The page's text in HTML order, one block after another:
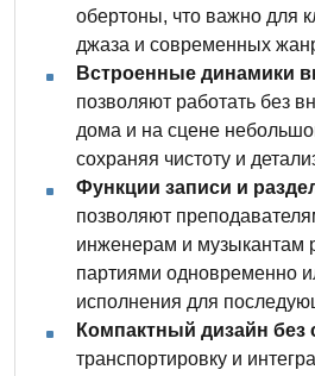
обертоны, что важно для
джаза и современных
Встроенные динамики
позволяют работать без
дома и на сцене
сохраняя чистоту и
Функции записи и
позволяют
инженерам и музыкантам
партиями одновременно
исполнения для
Компактный дизайн без
транспортировку и